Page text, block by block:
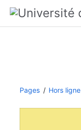
Pages Hors ligne